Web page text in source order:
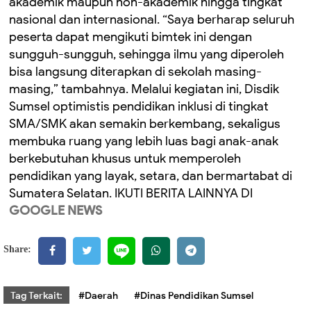
nasional dan internasional. “Saya berharap seluruh
peserta dapat mengikuti bimtek ini dengan
sungguh-sungguh, sehingga ilmu yang diperoleh
bisa langsung diterapkan di sekolah masing-
masing,” tambahnya. Melalui kegiatan ini, Disdik
Sumsel optimistis pendidikan inklusi di tingkat
SMA/SMK akan semakin berkembang, sekaligus
membuka ruang yang lebih luas bagi anak-anak
berkebutuhan khusus untuk memperoleh
pendidikan yang layak, setara, dan bermartabat di
Sumatera Selatan. IKUTI BERITA LAINNYA DI
GOOGLE NEWS
Share:
Tag Terkait: #Daerah
#Dinas Pendidikan Sumsel